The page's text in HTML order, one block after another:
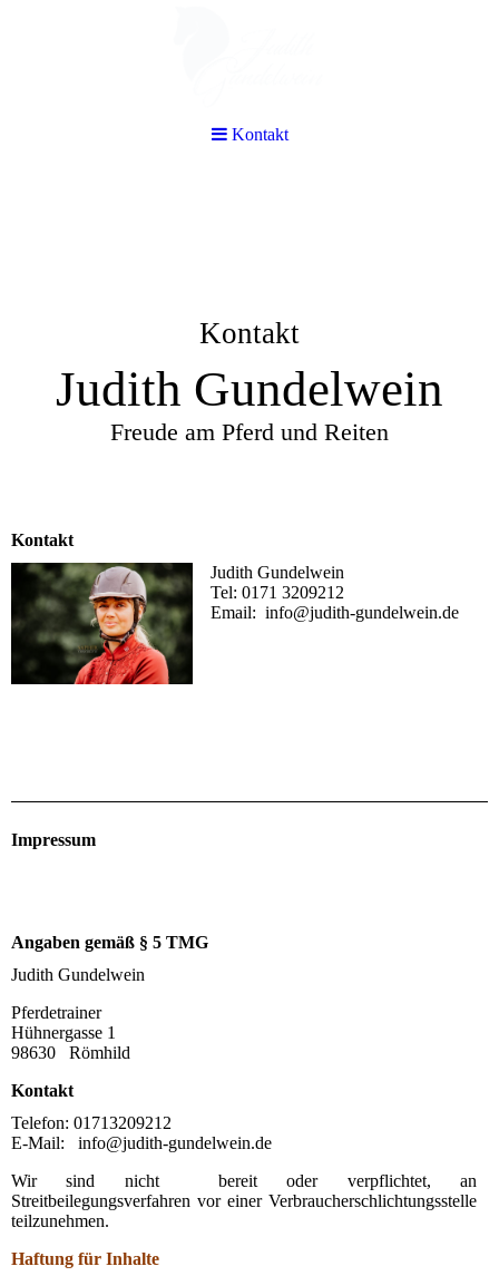
Kontakt
Judith Gundelwein
Freude am Pferd und Reiten
Kontakt
Judith Gundelwein
Tel: 0171 3209212
Email: info@judith-gundelwein.de
Impressum
Angaben gemäß § 5 TMG
Judith Gundelwein
Pferdetrainer
Hühnergasse 1
98630 Römhild
Kontakt
Telefon: 01713209212
E-Mail: info@judith-gundelwein.de
Wir sind nicht bereit oder verpflichtet, an
Streitbeilegungsverfahren vor einer Verbraucherschlichtungsstelle
teilzunehmen.
Haftung für Inhalte
Kontakt